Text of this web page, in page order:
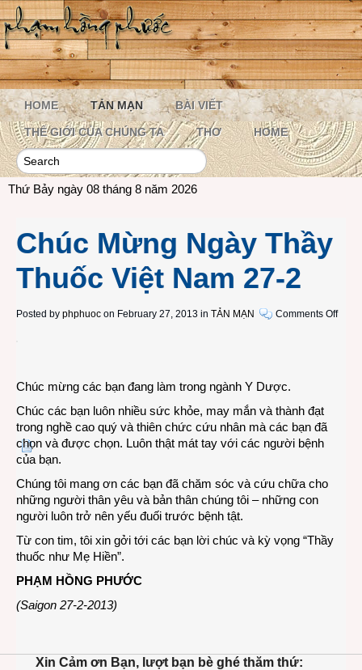
HOME TẢN MẠN BÀI VIẾT
THẾ GIỚI CỦA CHÚNG TA THƠ HOME
Thứ Bảy ngày 08 tháng 8 năm 2026
Chúc Mừng Ngày Thầy
Thuốc Việt Nam 27-2
Posted by phphuoc on February 27, 2013 in TẢN MẠN Comments Offon
Chúc mừng các bạn đang làm trong ngành Y Dược.
Chúc các bạn luôn nhiều sức khỏe, may mắn và thành đạt
trong nghề cao quý và thiên chức cứu nhân mà các bạn đã
chọn và được chọn. Luôn thật mát tay với các người bệnh
của bạn.
Chúng tôi mang ơn các bạn đã chăm sóc và cứu chữa cho
những người thân yêu và bản thân chúng tôi – những con
người luôn trở nên yếu đuối trước bệnh tật.
Từ con tim, tôi xin gởi tới các bạn lời chúc và kỳ vọng “Thầy
thuốc như Mẹ Hiền”.
PHẠM HỒNG PHƯỚC
(Saigon 27-2-2013)
Xin Cảm ơn Bạn, lượt bạn bè ghé thăm thứ: